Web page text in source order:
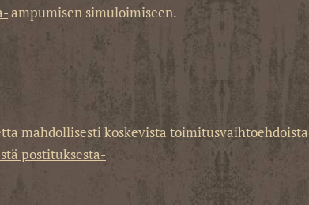
ampumisen simuloimiseen.
mahdollisesti koskevista
postituksesta-